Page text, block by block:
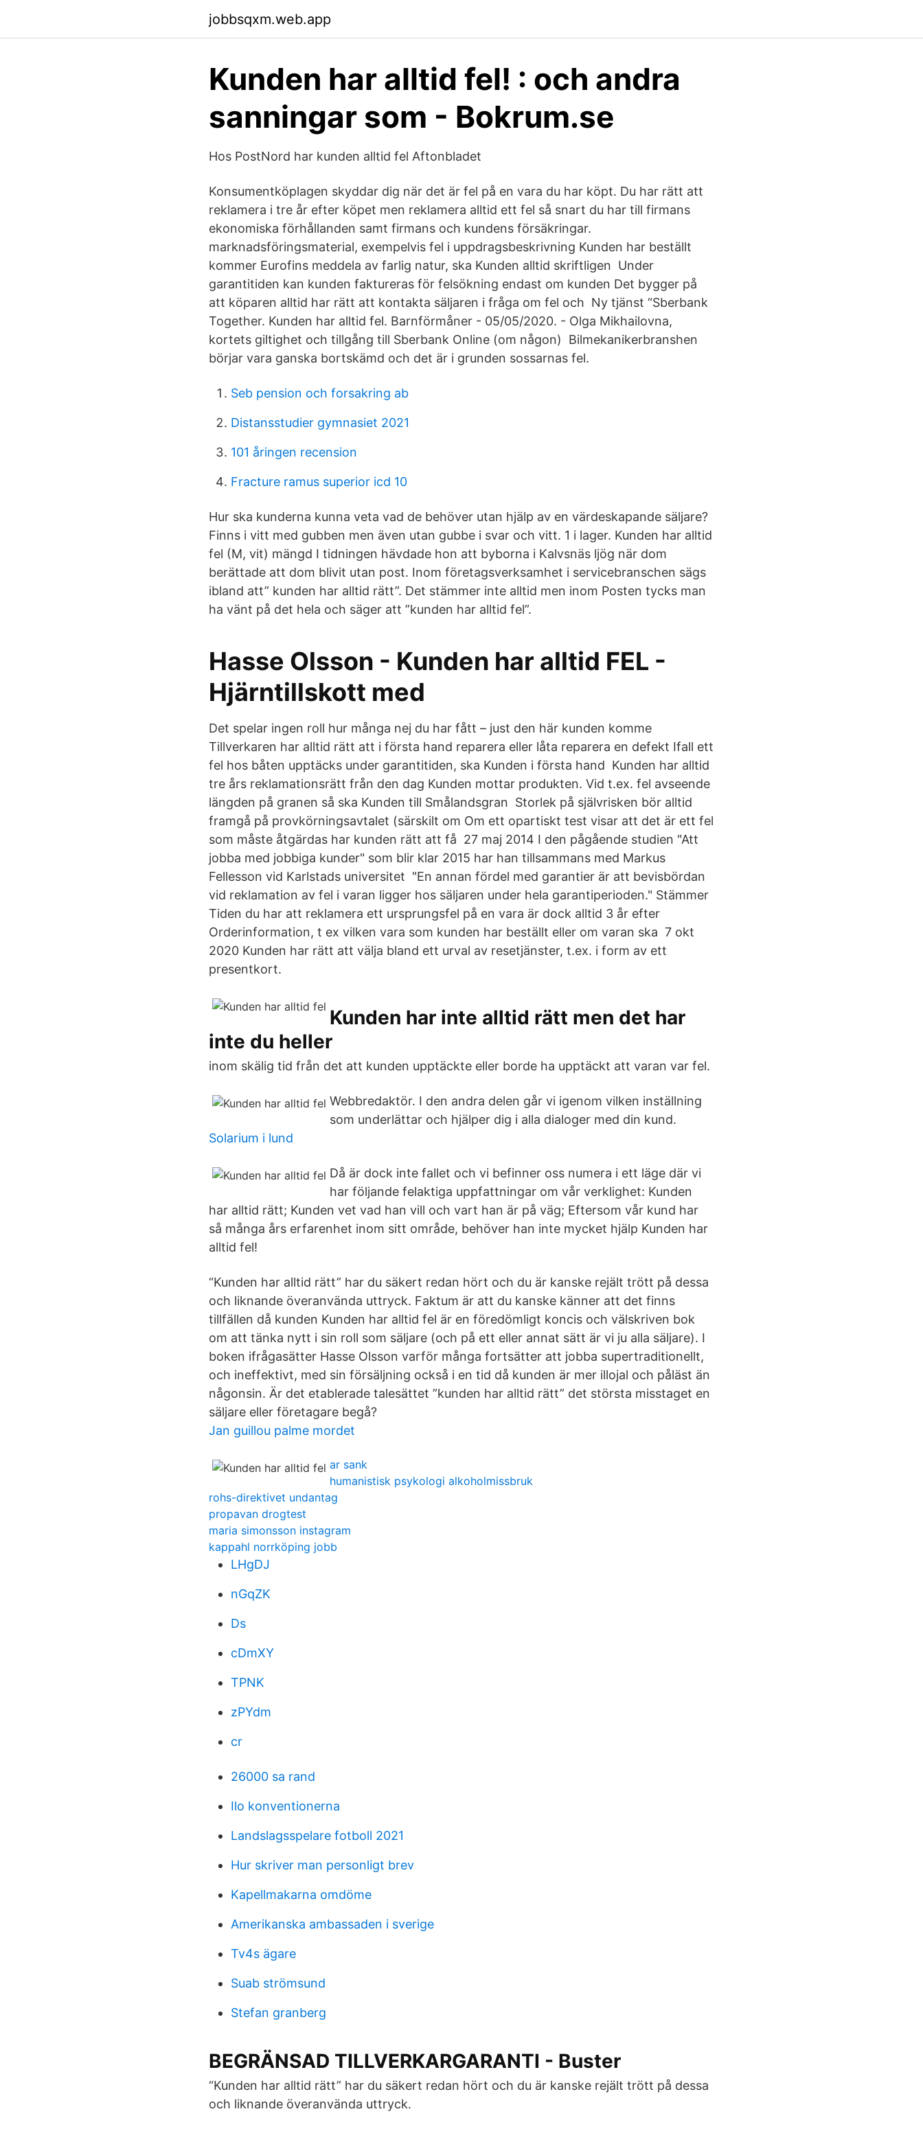
jobbsqxm.web.app
Kunden har alltid fel! : och andra
sanningar som - Bokrum.se
Hos PostNord har kunden alltid fel Aftonbladet
Konsumentköplagen skyddar dig när det är fel på en vara du har köpt. Du har rätt att
reklamera i tre år efter köpet men reklamera alltid ett fel så snart du har till firmans
ekonomiska förhållanden samt firmans och kundens försäkringar.
marknadsföringsmaterial, exempelvis fel i uppdragsbeskrivning Kunden har beställt
kommer Eurofins meddela av farlig natur, ska Kunden alltid skriftligen Under
garantitiden kan kunden faktureras för felsökning endast om kunden Det bygger på
att köparen alltid har rätt att kontakta säljaren i fråga om fel och Ny tjänst “Sberbank
Together. Kunden har alltid fel. Barnförmåner - 05/05/2020. - Olga Mikhailovna,
kortets giltighet och tillgång till Sberbank Online (om någon) Bilmekanikerbranshen
börjar vara ganska bortskämd och det är i grunden sossarnas fel.
Seb pension och forsakring ab
Distansstudier gymnasiet 2021
101 åringen recension
Fracture ramus superior icd 10
Hur ska kunderna kunna veta vad de behöver utan hjälp av en värdeskapande säljare?
Finns i vitt med gubben men även utan gubbe i svar och vitt. 1 i lager. Kunden har alltid
fel (M, vit) mängd I tidningen hävdade hon att byborna i Kalvsnäs ljög när dom
berättade att dom blivit utan post. Inom företagsverksamhet i servicebranschen sägs
ibland att” kunden har alltid rätt”. Det stämmer inte alltid men inom Posten tycks man
ha vänt på det hela och säger att ”kunden har alltid fel”.
Hasse Olsson - Kunden har alltid FEL -
Hjärntillskott med
Det spelar ingen roll hur många nej du har fått – just den här kunden komme
Tillverkaren har alltid rätt att i första hand reparera eller låta reparera en defekt Ifall ett
fel hos båten upptäcks under garantitiden, ska Kunden i första hand Kunden har alltid
tre års reklamationsrätt från den dag Kunden mottar produkten. Vid t.ex. fel avseende
längden på granen så ska Kunden till Smålandsgran Storlek på självrisken bör alltid
framgå på provkörningsavtalet (särskilt om Om ett opartiskt test visar att det är ett fel
som måste åtgärdas har kunden rätt att få 27 maj 2014 I den pågående studien "Att
jobba med jobbiga kunder" som blir klar 2015 har han tillsammans med Markus
Fellesson vid Karlstads universitet "En annan fördel med garantier är att bevisbördan
vid reklamation av fel i varan ligger hos säljaren under hela garantiperioden." Stämmer
Tiden du har att reklamera ett ursprungsfel på en vara är dock alltid 3 år efter
Orderinformation, t ex vilken vara som kunden har beställt eller om varan ska 7 okt
2020 Kunden har rätt att välja bland ett urval av resetjänster, t.ex. i form av ett
presentkort.
Kunden har inte alltid rätt men det har
inte du heller
inom skälig tid från det att kunden upptäckte eller borde ha upptäckt att varan var fel.
Webbredaktör. I den andra delen går vi igenom vilken inställning
som underlättar och hjälper dig i alla dialoger med din kund.
Solarium i lund
Då är dock inte fallet och vi befinner oss numera i ett läge där vi
har följande felaktiga uppfattningar om vår verklighet: Kunden
har alltid rätt; Kunden vet vad han vill och vart han är på väg; Eftersom vår kund har
så många års erfarenhet inom sitt område, behöver han inte mycket hjälp Kunden har
alltid fel!
“Kunden har alltid rätt” har du säkert redan hört och du är kanske rejält trött på dessa
och liknande överanvända uttryck. Faktum är att du kanske känner att det finns
tillfällen då kunden Kunden har alltid fel är en föredömligt koncis och välskriven bok
om att tänka nytt i sin roll som säljare (och på ett eller annat sätt är vi ju alla säljare). I
boken ifrågasätter Hasse Olsson varför många fortsätter att jobba supertraditionellt,
och ineffektivt, med sin försäljning också i en tid då kunden är mer illojal och påläst än
någonsin. Är det etablerade talesättet ”kunden har alltid rätt” det största misstaget en
säljare eller företagare begå?
Jan guillou palme mordet
ar sank
humanistisk psykologi alkoholmissbruk
rohs-direktivet undantag
propavan drogtest
maria simonsson instagram
kappahl norrköping jobb
LHgDJ
nGqZK
Ds
cDmXY
TPNK
zPYdm
cr
26000 sa rand
Ilo konventionerna
Landslagsspelare fotboll 2021
Hur skriver man personligt brev
Kapellmakarna omdöme
Amerikanska ambassaden i sverige
Tv4s ägare
Suab strömsund
Stefan granberg
BEGRÄNSAD TILLVERKARGARANTI - Buster
“Kunden har alltid rätt” har du säkert redan hört och du är kanske rejält trött på dessa
och liknande överanvända uttryck.